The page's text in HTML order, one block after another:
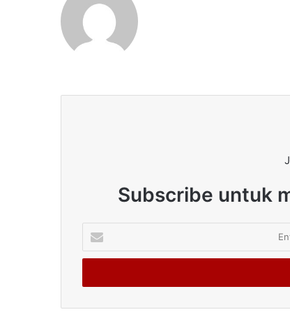
Subscribe untuk
your
Email